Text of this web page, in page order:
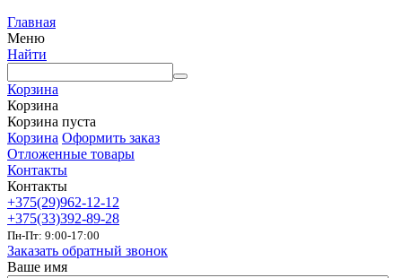
Главная
Меню
Найти
Корзина
Корзина
Корзина пуста
Корзина Оформить заказ
Отложенные товары
Контакты
Контакты
+375(29)962-12-12
+375(33)392-89-28
Пн-Пт: 9:00-17:00
Заказать обратный звонок
Ваше имя